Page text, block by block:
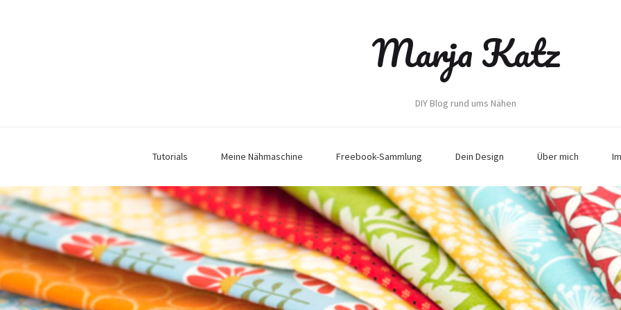
Marja Katz
DIY Blog rund ums Nähen
Tutorials Meine Nähmaschine Freebook-Sammlung Dein Design Über mich